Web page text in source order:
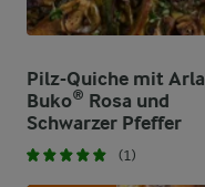
Pilz-Quiche mit Arla
Buko® Rosa und
Schwarzer Pfeffer
(1)